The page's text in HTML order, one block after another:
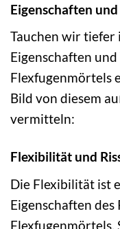
Eigenschaften
Tauchen wir tiefer
Eigenschaften
Flexfugenmörtels
Bild von diesem
vermitteln:
Flexibilität und
Die Flexibilität ist
Eigenschaften des
Flexfugenmörtels.